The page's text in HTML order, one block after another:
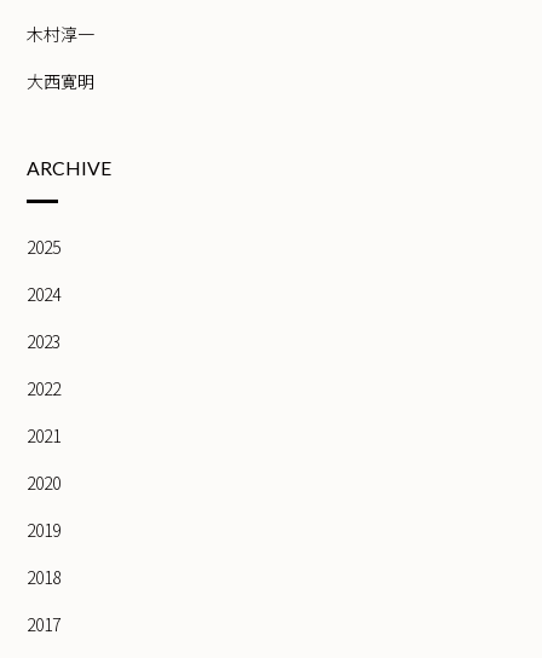
木村淳一
大西寛明
ARCHIVE
2025
2024
2023
2022
2021
2020
2019
2018
2017